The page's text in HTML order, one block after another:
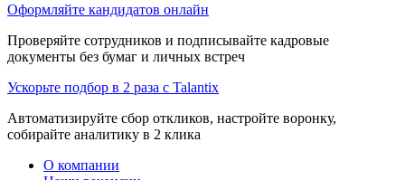
Оформляйте кандидатов онлайн
Проверяйте сотрудников и подписывайте кадровые
документы без бумаг и личных встреч
Ускорьте подбор в 2 раза с Talantix
Автоматизируйте сбор откликов, настройте воронку,
собирайте аналитику в 2 клика
О компании